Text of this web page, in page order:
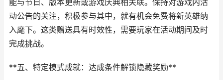
能与节日、版本更新或游戏庆典相关联。保持对游戏内活
动公告的关注，积极参与其中，就有机会免费将新英雄纳
入麾下。这类赠送具有时效性，需要玩家在活动期间及时
完成挑战。
**五、特定模式成就：达成条件解锁隐藏奖励**